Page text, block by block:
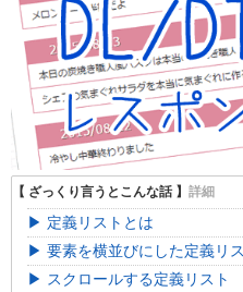
定義リストとは
要素を横並びにした定義リ
スクロールする定義リスト